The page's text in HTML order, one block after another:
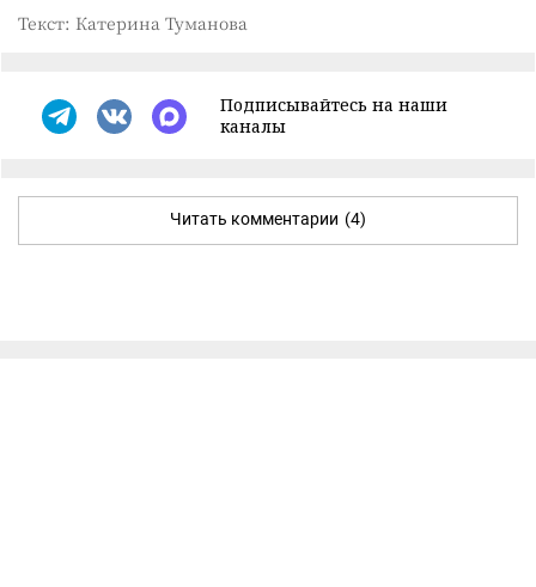
Текст: Катерина Туманова
Подписывайтесь на наши
каналы
Читать комментарии (4)